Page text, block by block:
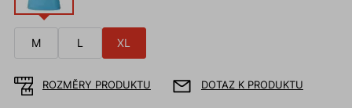
M L XL
ROZMĚRY PRODUKTU DOTAZ K PRODUKTU